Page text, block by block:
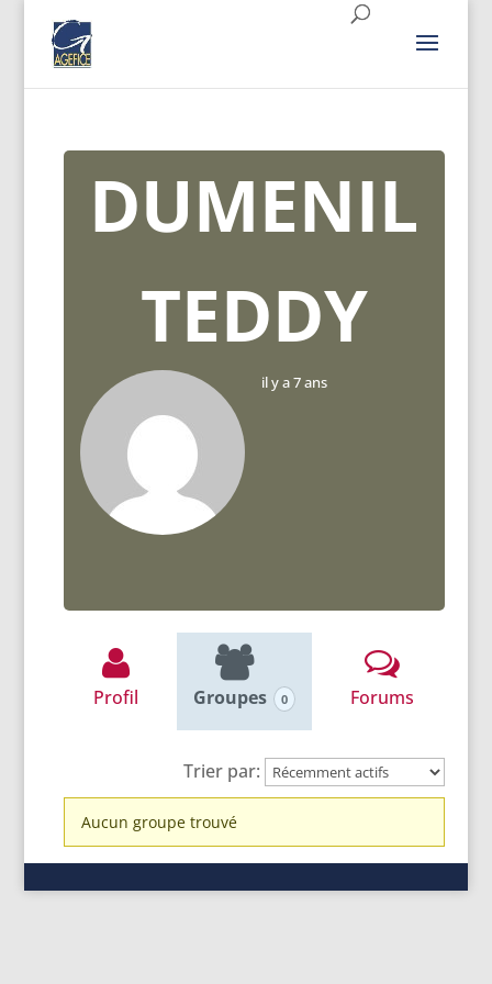
DUMENIL
TEDDY
il y a 7 ans
Profil Groupes 0 Forums
Trier par:
Groupes
du
Aucun groupe trouvé